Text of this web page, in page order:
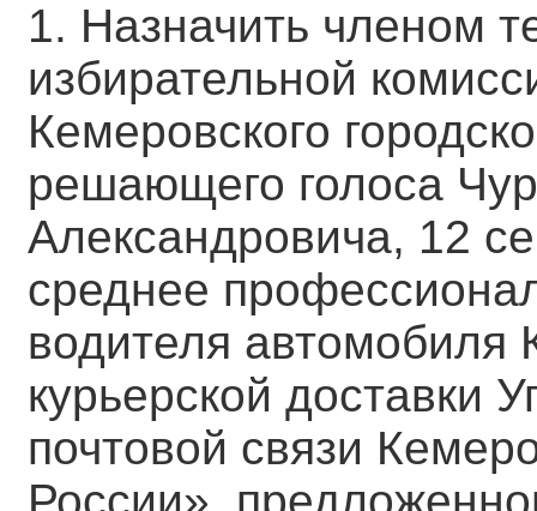
1. Назначить членом
избирательной
Кемеровского
решающего голоса
Александровича, 12
среднее
водителя автомобиля
курьерской доставки
почтовой связи